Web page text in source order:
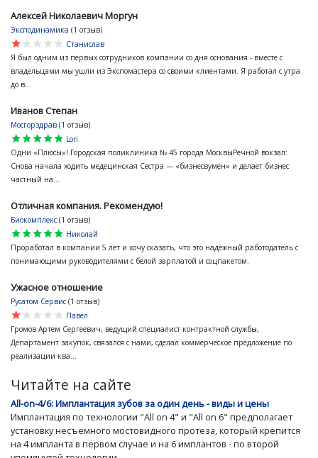
Алексей Николаевич Моргун
Эксподинамика (1 отзыв)
star
star
star
star
star
Станислав
Я был одним из первых сотрудников компании со дня основания - вместе с
владельцами мы ушли из Экспомастера со своими клиентами. Я работал с утра
до в...
Иванов Степан
Мосгорздрав (1 отзыв)
star
star
star
star
star
Lori
Одни «Плюсы»! Городская поликлиника № 45 города МосквыРечной вокзал:
Снова начала ходить медецинская Сестра — «бизнесвумен» и делает бизнес
частный на...
Отличная компания. Рекомендую!
Биокомплекс (1 отзыв)
star
star
star
star
star
Николай
Проработал в компании 5 лет и хочу сказать, что это надёжный работодатель с
понимающими руководителями с белой зарплатой и соцпакетом.
Ужасное отношение
Русатом Сервис (1 отзыв)
star
star
star
star
star
Павел
Громов Артем Сергеевич, ведущий специалист контрактной службы,
Департамент закупок, связался с нами, сделал коммерческое предложение по
реализации ква...
Читайте на сайте
All-on-4/6: Имплантация зубов за один день - виды и цены
Имплантация по технологии "All on 4" и "All on 6" предполагает
установку несъемного мостовидного протеза, который крепится
на 4 импланта в первом случае и на 6 имплантов - по второй